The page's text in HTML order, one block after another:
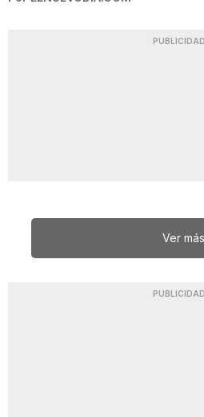
PUBLICIDAD
Ver más
PUBLICIDAD